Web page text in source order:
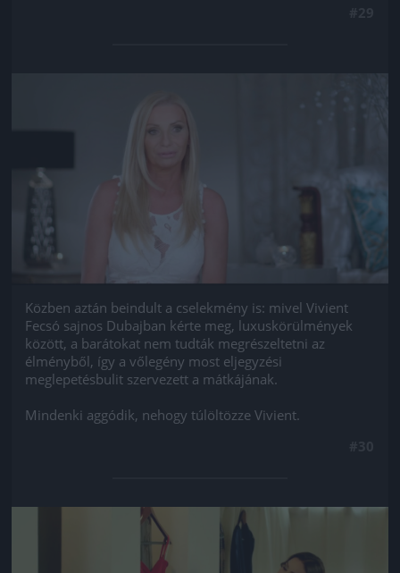
Közben aztán beindult a cselekmény is: mivel Vivient
Fecsó sajnos Dubajban kérte meg, luxuskörülmények
között, a barátokat nem tudták megrészeltetni az
élményből, így a vőlegény most eljegyzési
meglepetésbulit szervezett a mátkájának.
Mindenki aggódik, nehogy túlöltözze Vivient.
Jön még kép!